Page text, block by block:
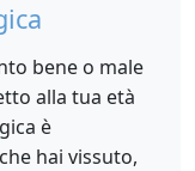
bene o male
alla tua età
è
hai vissuto,